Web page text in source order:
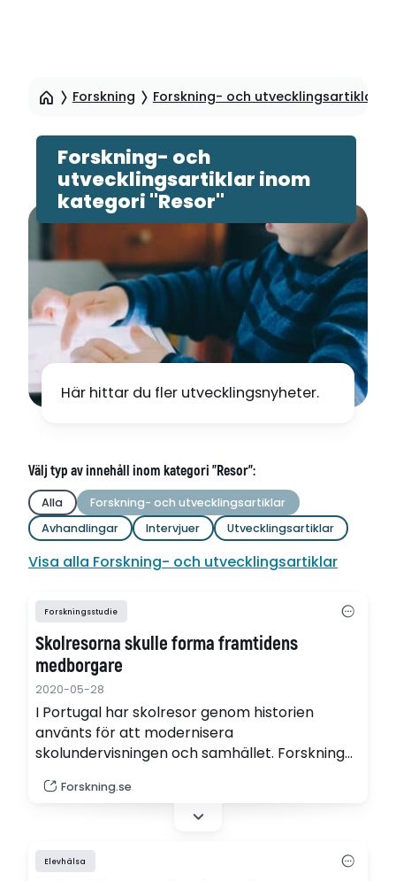
sidinnehåll
Forskning Forskning- och utvecklingsartiklar
Forskning- och
utvecklingsartiklar inom
kategori "Resor"
Här hittar du fler utvecklingsnyheter.
Välj typ av innehåll inom kategori "Resor":
Alla
Forskning- och utvecklingsartiklar
Avhandlingar
Intervjuer Utvecklingsartiklar
Visa alla Forskning- och utvecklingsartiklar
Forskningsstudie
Skolresorna skulle forma framtidens
medborgare
2020-05-28
I Portugal har skolresor genom historien
använts för att modernisera
skolundervisningen och samhället. Forskning
kopplade till en idé om utbildning som ett
instrument för samhällsutveckling och
Forskning.se
Elevhälsa